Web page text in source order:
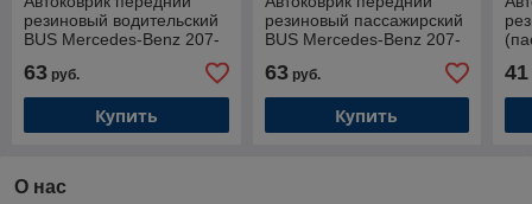
резиновый водительский
BUS Mercedes-Benz 207-
63 руб.
Купить
резиновый пассажирский
BUS Mercedes-Benz 207-
63руб.
Купить
41
О нас